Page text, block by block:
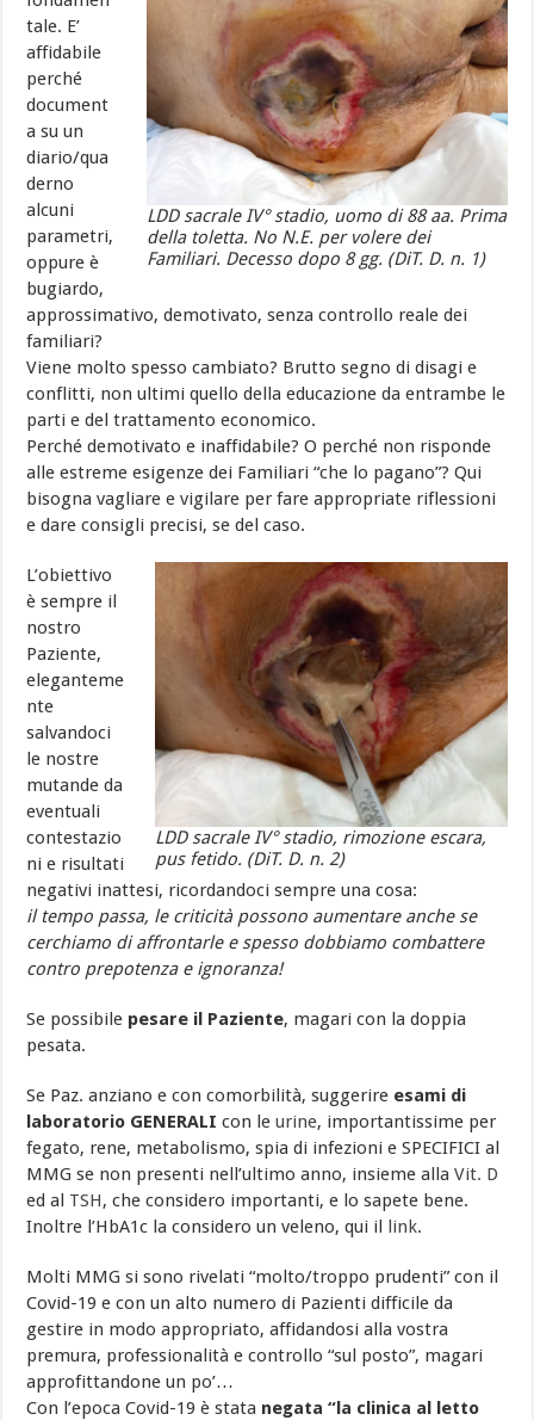
LDD sacrale IV° stadio, uomo di 88 aa. Prima
della toletta. No N.E. per volere dei
Familiari. Decesso dopo 8 gg. (DiT. D. n. 1)
tale. E’
affidabile
perché
document
a su un
diario/qua
derno
alcuni
parametri,
oppure è
bugiardo,
approssimativo, demotivato, senza controllo reale dei
familiari?
Viene molto spesso cambiato? Brutto segno di disagi e
conflitti, non ultimi quello della educazione da entrambe le
parti e del trattamento economico.
Perché demotivato e inaffidabile? O perché non risponde
alle estreme esigenze dei Familiari “che lo pagano”? Qui
bisogna vagliare e vigilare per fare appropriate riflessioni
e dare consigli precisi, se del caso.
LDD sacrale IV° stadio, rimozione escara,
pus fetido. (DiT. D. n. 2)
L’obiettivo
è sempre il
nostro
Paziente,
eleganteme
nte
salvandoci
le nostre
mutande da
eventuali
contestazio
ni e risultati
negativi inattesi, ricordandoci sempre una cosa:
il tempo passa, le criticità possono aumentare anche se
cerchiamo di affrontarle e spesso dobbiamo combattere
contro prepotenza e ignoranza!
Se possibile pesare il Paziente, magari con la doppia
pesata.
Se Paz. anziano e con comorbilità, suggerire esami di
laboratorio GENERALIcon leurine, importantissime per
fegato, rene, metabolismo, spia di infezioni e SPECIFICI al
MMG se non presenti nell’ultimo anno, insieme allaVit. D
ed al TSH, che considero importanti, e lo sapete bene.
Inoltre l’HbA1c la considero un veleno, qui il link.
Molti MMG si sono rivelati “molto/troppo prudenti” con il
Covid-19 e con un alto numero di Pazienti difficile da
gestire in modo appropriato, affidandosi alla vostra
premura, professionalità e controllo “sul posto”, magari
approfittandone un po’…
Con l’epoca Covid-19 è stata negata “la clinica al letto